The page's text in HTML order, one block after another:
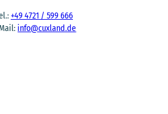
+49 4721 / 599 666
info@cuxland.de